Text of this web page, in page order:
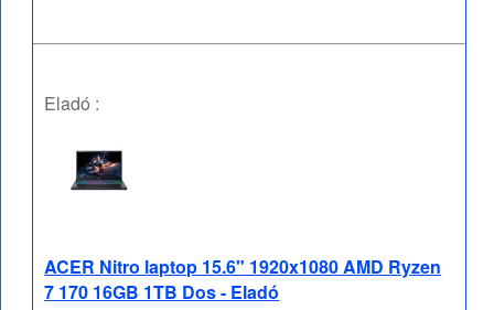
Eladó :
ACER Nitro laptop 15.6" 1920x1080 AMD Ryzen
7 170 16GB 1TB Dos - Eladó